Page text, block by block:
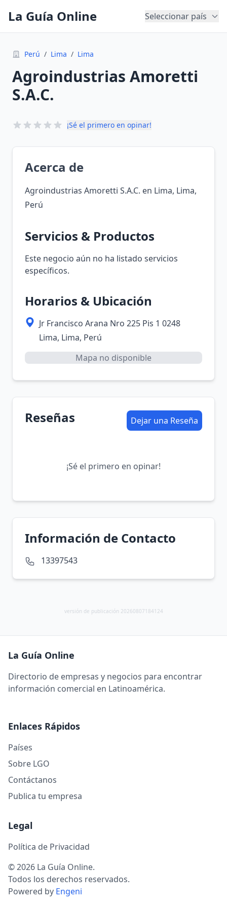
La Guía Online Seleccionar país
Perú / Lima / Lima
Agroindustrias Amoretti
S.A.C.
¡Sé el primero en opinar!
Acerca de
Agroindustrias Amoretti S.A.C. en Lima, Lima,
Perú
Servicios & Productos
Este negocio aún no ha listado servicios
específicos.
Horarios & Ubicación
Jr Francisco Arana Nro 225 Pis 1 0248
Lima, Lima, Perú
Mapa no disponible
Reseñas Dejar una Reseña
¡Sé el primero en opinar!
Información de Contacto
13397543
versión de publicación 20260807184124
La Guía Online
Directorio de empresas y negocios para encontrar
información comercial en Latinoamérica.
Enlaces Rápidos
Países
Sobre LGO
Contáctanos
Publica tu empresa
Legal
Política de Privacidad
© 2026 La Guía Online.
Todos los derechos reservados.
Powered by Engeni